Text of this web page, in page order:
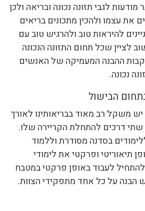
לגבי תזונה נכונה ובריאה ולכן
את עצמו ולהכין מתכונים בריאים
להיראות טוב ולהרגיש טוב עם
לציין שכל תחום התזונה הנכונה
ההבנה המעמיקה של האנשים
נכונה.
הבישול
יש משקל רב מאוד בבריאותינו לאורך
דרכים להתחלת הקריירה שלו.
בסדנה מסודרת וללמוד
תיאוריטי ופרקטי את לימודי
לעבוד באופן פרקטי במטבח
הבנה על כל אחד מתפקידי הצוות.